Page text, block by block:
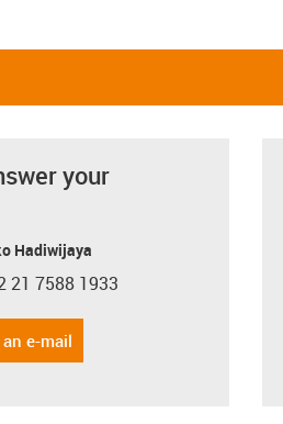
your
Hadiwijaya
phone
21 7588 1933
e-mail